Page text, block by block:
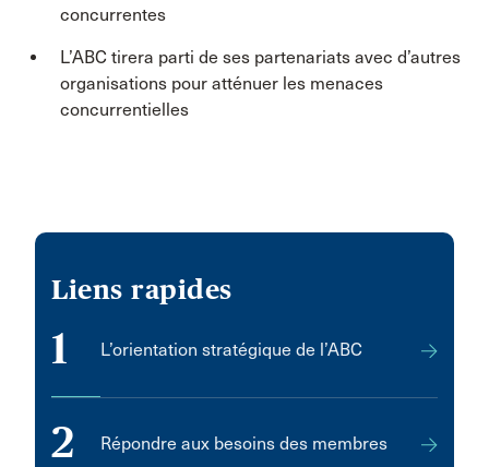
concurrentes
L’ABC tirera parti de ses partenariats avec d’autres
organisations pour atténuer les menaces
concurrentielles
Liens rapides
1 L’orientation stratégique de l’ABC
2 Répondre aux besoins des membres